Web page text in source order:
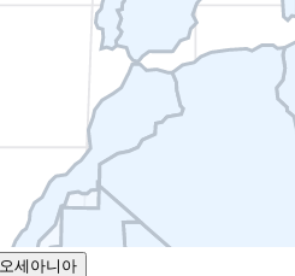
오세아니아